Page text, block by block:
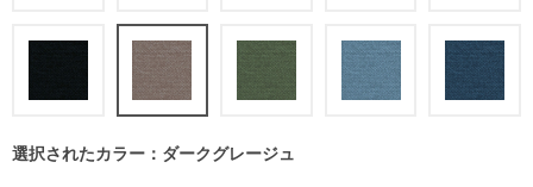
選択されたカラー：ダークグレージュ